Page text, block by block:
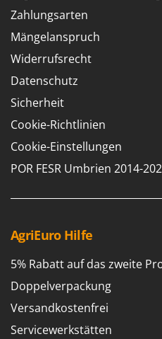
Rührtöpfe mit
Rupfmaschinen
S
Sämaschinen und
Scheibenpflüge
Schneefräsen
Schneeräumer
Schrotmühlen -
Seilwinden -
Sichelmähwerke für
Sichelmulcher für
GreenBay
Greenworks
GRIFO
GVS
GYS
H
Hailo
HiKOKI
I
Idromatic
Il-Tec
Imperia
Infaco
Zahlungsarten
Mängelanspruch
Widerrufsrecht
Datenschutz
Sicherheit
Cookie-Richtlinien
Cookie-Einstellungen
POR FESR Umbrien 2014-
AgriEuro Hilfe
5% Rabatt auf das zweite
Doppelverpackung
Versandkostenfrei
Servicewerkstätten